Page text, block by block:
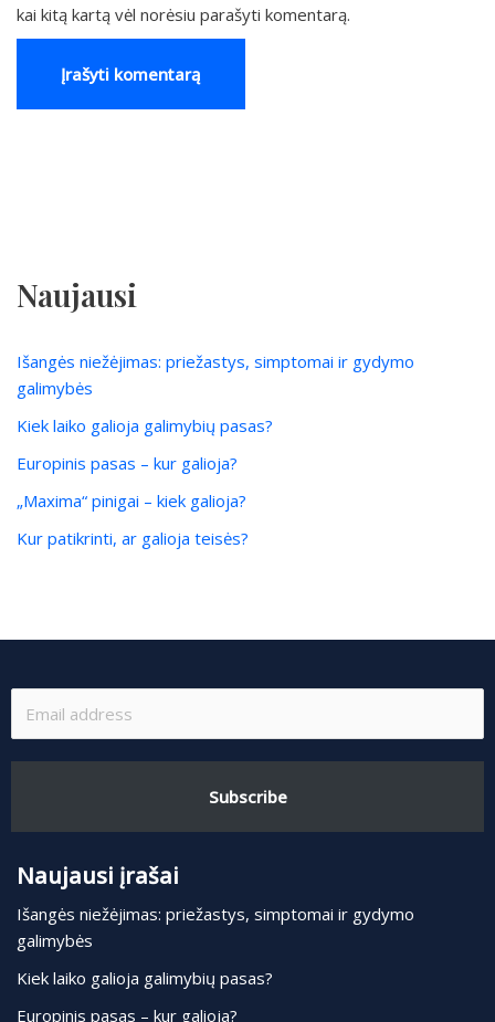
kai kitą kartą vėl norėsiu parašyti komentarą.
Naujausi
Išangės niežėjimas: priežastys, simptomai ir gydymo
galimybės
Kiek laiko galioja galimybių pasas?
Europinis pasas – kur galioja?
„Maxima“ pinigai – kiek galioja?
Kur patikrinti, ar galioja teisės?
Subscribe
Naujausi įrašai
Išangės niežėjimas: priežastys, simptomai ir gydymo
galimybės
Kiek laiko galioja galimybių pasas?
Europinis pasas – kur galioja?